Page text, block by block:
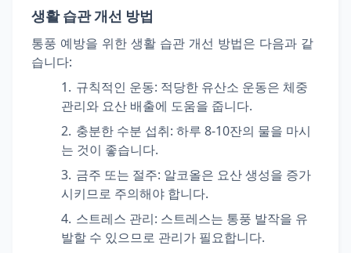
생활 습관 개선 방법
통풍 예방을 위한 생활 습관 개선 방법은 다음과 같
습니다:
규칙적인 운동: 적당한 유산소 운동은 체중
관리와 요산 배출에 도움을 줍니다.
충분한 수분 섭취: 하루 8-10잔의 물을 마시
는 것이 좋습니다.
금주 또는 절주: 알코올은 요산 생성을 증가
시키므로 주의해야 합니다.
스트레스 관리: 스트레스는 통풍 발작을 유
발할 수 있으므로 관리가 필요합니다.